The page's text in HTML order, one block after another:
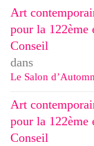
Art
pour la 122ème
Conseil
dans
Le Salon
Art
pour la 122ème
Conseil